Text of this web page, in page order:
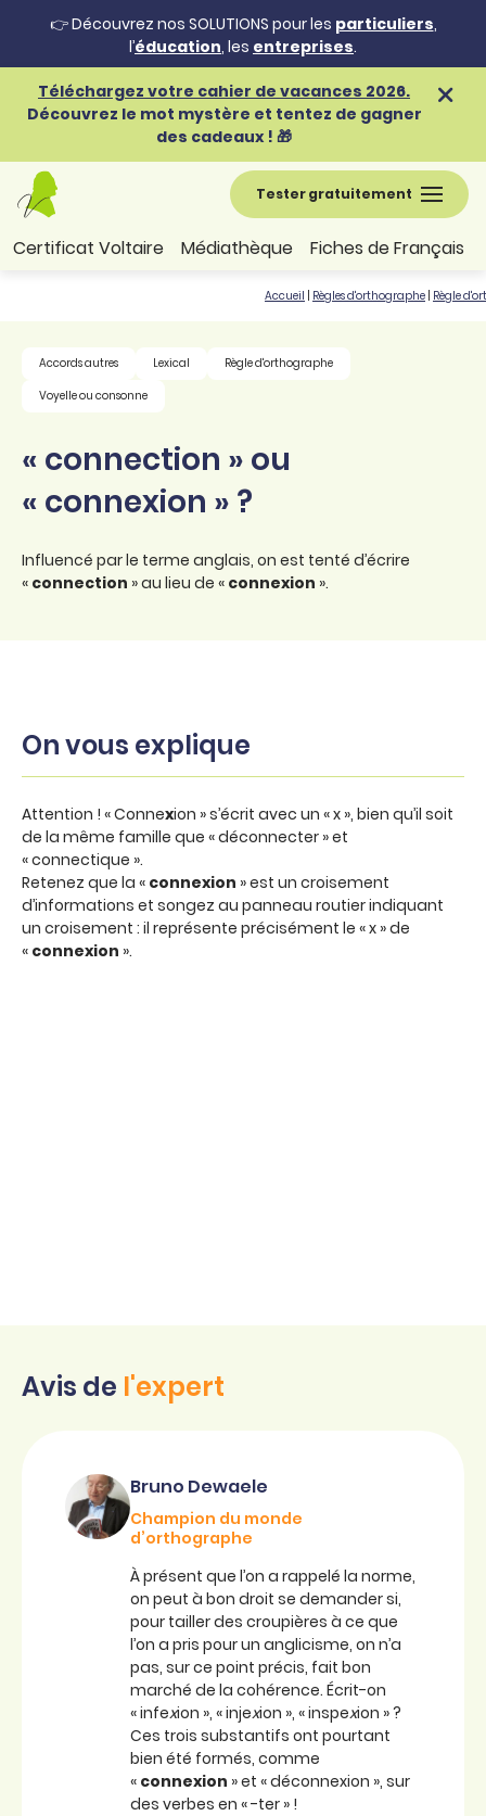
👉 Découvrez nos SOLUTIONS pour les particuliers,
l’éducation, les entreprises.
Téléchargez votre cahier de vacances 2026.
Découvrez le mot mystère et tentez de gagner
des cadeaux ! 🎁
Tester gratuitement
Certificat Voltaire Médiathèque Fiches de Français
Accueil Règles d'orthographe Règle
Accords autres Lexical
Règle d'orthographe
Voyelle ou consonne
« connection » ou
« connexion » ?
Influencé par le terme anglais, on est tenté d’écrire
« connection » au lieu de « connexion ».
On vous explique
Attention ! « Connexion » s’écrit avec un « x », bien qu’il soit
de la même famille que « déconnecter » et
« connectique ».
Retenez que la « connexion » est un croisement
d’informations et songez au panneau routier indiquant
un croisement : il représente précisément le « x » de
« connexion ».
Avis de l'expert
Bruno Dewaele
Champion du monde
d’orthographe
À présent que l’on a rappelé la norme,
on peut à bon droit se demander si,
pour tailler des croupières à ce que
l’on a pris pour un anglicisme, on n’a
pas, sur ce point précis, fait bon
marché de la cohérence. Écrit-on
« infexion », « injexion », « inspexion » ?
Ces trois substantifs ont pourtant
bien été formés, comme
« connexion » et « déconnexion », sur
des verbes en « -ter » !